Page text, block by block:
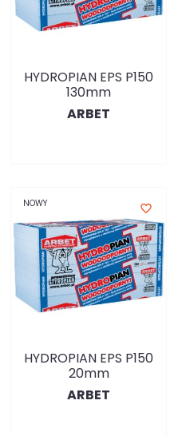
HYDROPIAN EPS P150
130mm
ARBET
NOWY favorite_border
HYDROPIAN EPS P150
20mm
ARBET